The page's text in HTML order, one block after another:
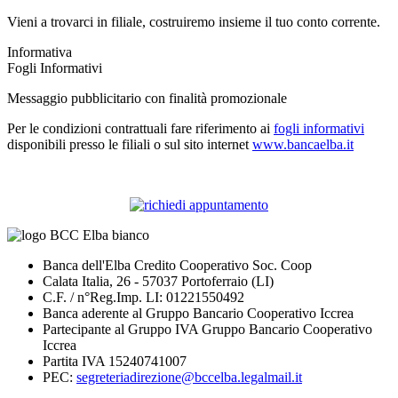
Vieni a trovarci in filiale, costruiremo insieme il tuo conto corrente.
Informativa
Fogli Informativi
Messaggio pubblicitario con finalità promozionale
Per le condizioni contrattuali fare riferimento ai fogli informativi
disponibili presso le filiali o sul sito internet www.bancaelba.it
Banca dell'Elba Credito Cooperativo Soc. Coop
Calata Italia, 26 - 57037 Portoferraio (LI)
C.F. / n°Reg.Imp. LI: 01221550492
Banca aderente al Gruppo Bancario Cooperativo Iccrea
Partecipante al Gruppo IVA Gruppo Bancario Cooperativo
Iccrea
Partita IVA 15240741007
PEC: segreteriadirezione@bccelba.legalmail.it